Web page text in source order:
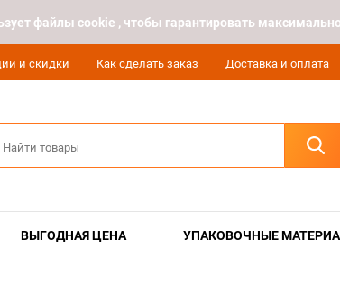
файлы cookie , чтобы гарантировать
и скидки Как сделать заказ Доставка и оплата
ВЫГОДНАЯ ЦЕНА УПАКОВОЧНЫЕ